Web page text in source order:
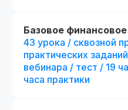
Базовое
43 урока / сквозной
практических
вебинара / тест / 19
часа практики